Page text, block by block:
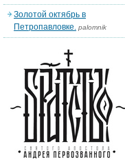
Золотой октябрь в
Петропавловке. palomnik